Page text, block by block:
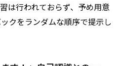
は行われておらず、予め用意
クをランダムな順序で提示し